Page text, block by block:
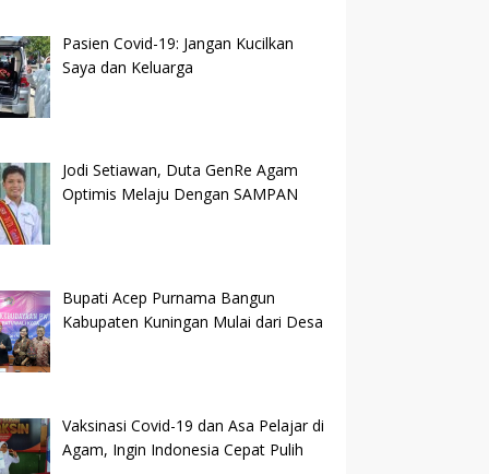
Pasien Covid-19: Jangan Kucilkan
Saya dan Keluarga
Jodi Setiawan, Duta GenRe Agam
Optimis Melaju Dengan SAMPAN
Bupati Acep Purnama Bangun
Kabupaten Kuningan Mulai dari Desa
Vaksinasi Covid-19 dan Asa Pelajar di
Agam, Ingin Indonesia Cepat Pulih